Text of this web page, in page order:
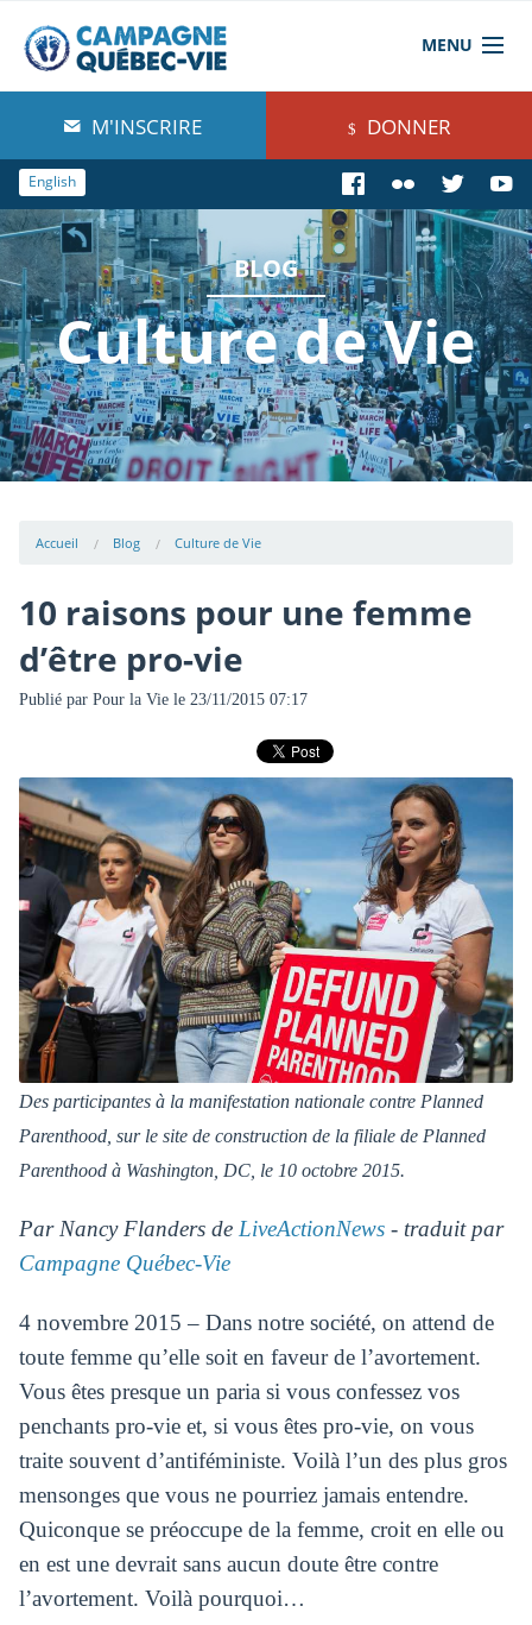
MENU
À propos de nous
Blog
Comprendre
Agir
Boutique
M'INSCRIRE DONNER
English
BLOG
Culture de Vie
Accueil Blog Culture de Vie
10 raisons pour une femme
d’être pro-vie
Publié par Pour la Viele 23/11/2015 07:17
Des participantes à la manifestation nationale contre Planned
Parenthood, sur le site de construction de la filiale de Planned
Parenthood à Washington, DC, le 10 octobre 2015.
Par Nancy Flanders de LiveActionNews- traduit par
Campagne Québec-Vie
4 novembre 2015 – Dans notre société, on attend de
toute femme qu’elle soit en faveur de l’avortement.
Vous êtes presque un paria si vous confessez vos
penchants pro-vie et, si vous êtes pro-vie, on vous
traite souvent d’antiféministe. Voilà l’un des plus gros
mensonges que vous ne pourriez jamais entendre.
Quiconque se préoccupe de la femme, croit en elle ou
en est une devrait sans aucun doute être contre
l’avortement. Voilà pourquoi…